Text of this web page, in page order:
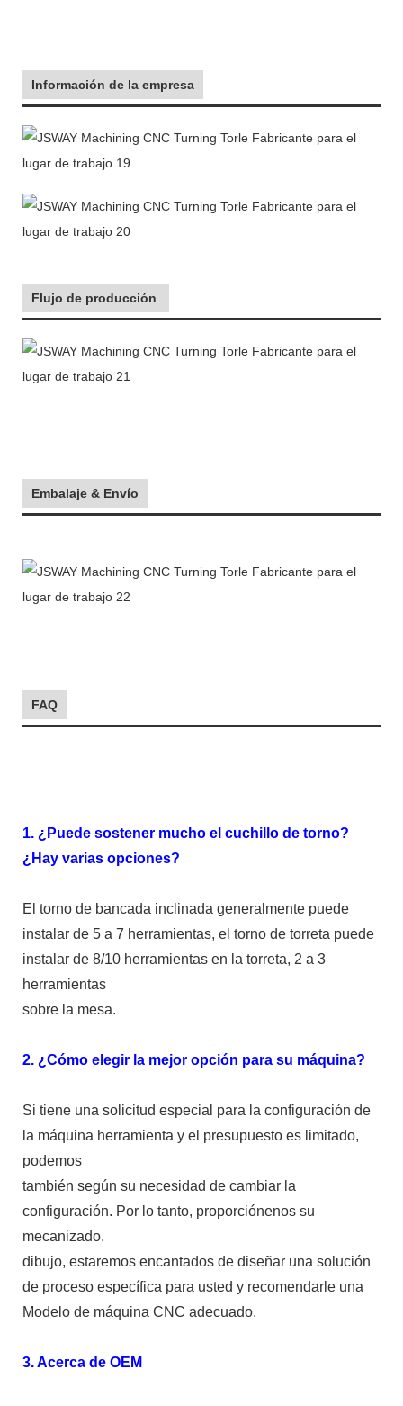
Información de la empresa
Flujo de producción
Embalaje & Envío
FAQ
1. ¿Puede sostener mucho el cuchillo de torno?
¿Hay varias opciones?
El torno de bancada inclinada generalmente puede
instalar de 5 a 7 herramientas, el torno de torreta puede
instalar de 8/10 herramientas en la torreta, 2 a 3
herramientas
sobre la mesa.
2. ¿Cómo elegir la mejor opción para su máquina?
Si tiene una solicitud especial para la configuración de
la máquina herramienta y el presupuesto es limitado,
podemos
también según su necesidad de cambiar la
configuración. Por lo tanto, proporciónenos su
mecanizado.
dibujo, estaremos encantados de diseñar una solución
de proceso específica para usted y recomendarle una
Modelo de máquina CNC adecuado.
3. Acerca de OEM